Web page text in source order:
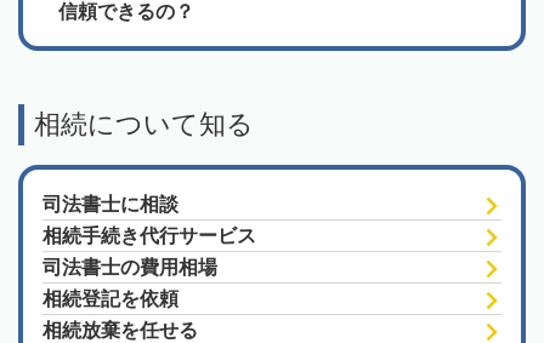
信頼できるの？
相続について知る
司法書士に相談
相続手続き代行サービス
司法書士の費用相場
相続登記を依頼
相続放棄を任せる